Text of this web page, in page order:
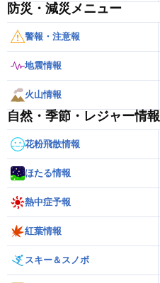
防災・減災メニュー
警報・注意報
地震情報
火山情報
自然・季節・レジャー情報
花粉飛散情報
ほたる情報
熱中症予報
紅葉情報
スキー＆スノボ